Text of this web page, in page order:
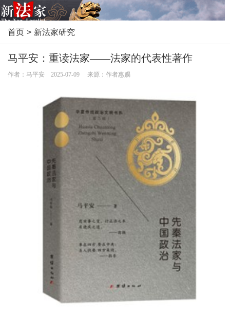
首页 > 新法家研究
马平安：重读法家——法家的代表性著作
作者：马平安 2025-07-09 来源：作者惠赐